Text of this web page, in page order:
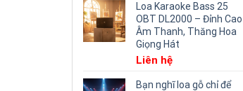
Loa Karaoke Bass 25
OBT DL2000 – Đỉnh Cao
Âm Thanh, Thăng Hoa
Giọng Hát
Liên hệ
Bạn nghĩ loa gỗ chỉ để